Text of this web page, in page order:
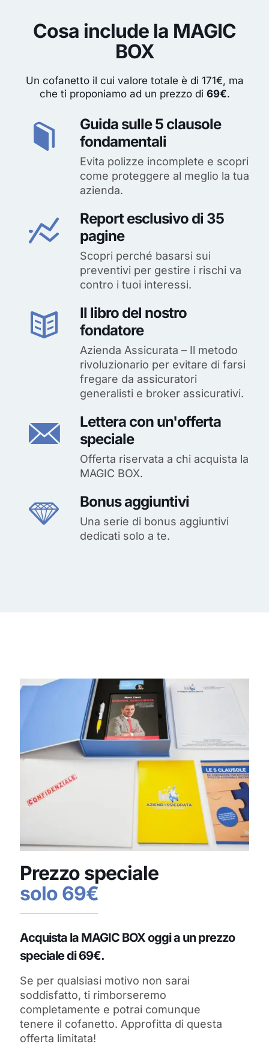
Cosa include la MAGIC
BOX
Un cofanetto il cui valore totale è di 171€, ma
che ti proponiamo ad un prezzo di 69€.
Guida sulle 5 clausole
fondamentali
Evita polizze incomplete e scopri
come proteggere al meglio la tua
azienda.
Report esclusivo di 35
pagine
Scopri perché basarsi sui
preventivi per gestire i rischi va
contro i tuoi interessi.
Il libro del nostro
fondatore
Azienda Assicurata – Il metodo
rivoluzionario per evitare di farsi
fregare da assicuratori
generalisti e broker assicurativi.
Lettera con un'offerta
speciale
Offerta riservata a chi acquista la
MAGIC BOX.
Bonus aggiuntivi
Una serie di bonus aggiuntivi
dedicati solo a te.
Prezzo speciale
solo 69€
Acquista la MAGIC BOX oggi a un prezzo
speciale di 69€.
Se per qualsiasi motivo non sarai
soddisfatto, ti rimborseremo
completamente e potrai comunque
tenere il cofanetto. Approfitta di questa
offerta limitata!